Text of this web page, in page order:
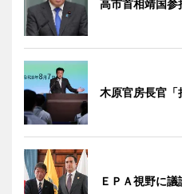
高市首相靖国参
木原官房長官「
ＥＰＡ視野に議